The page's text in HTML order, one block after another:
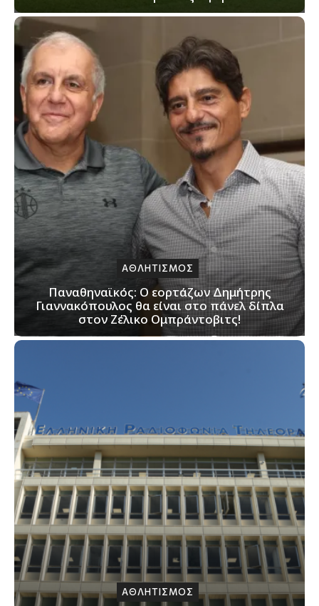
ΑΘΛΗΤΙΣΜΟΣ
Παναθηναϊκός: Ο εορτάζων Δημήτρης
Γιαννακόπουλος θα είναι στο πάνελ δίπλα
στον Ζέλικο Ομπράντοβιτς!
ΑΘΛΗΤΙΣΜΟΣ